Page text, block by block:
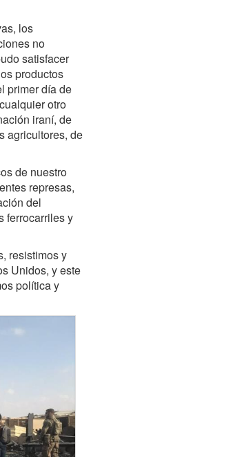
los
no
satisfacer
productos
primer día de
otro
iraní, de
agricultores, de
de nuestro
represas,
del
ferrocarriles y
resistimos y
Unidos, y este
política y